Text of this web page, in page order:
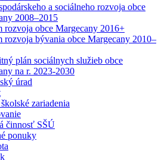
a sociálneho rozvoja obce
2008–2015
rozvoja obce Margecany 2016+
rozvoja bývania obce Margecany 2010–
plán sociálnych služieb obce
na r. 2023-2030
úrad
zariadenia
činnosť SŠÚ
ponuky